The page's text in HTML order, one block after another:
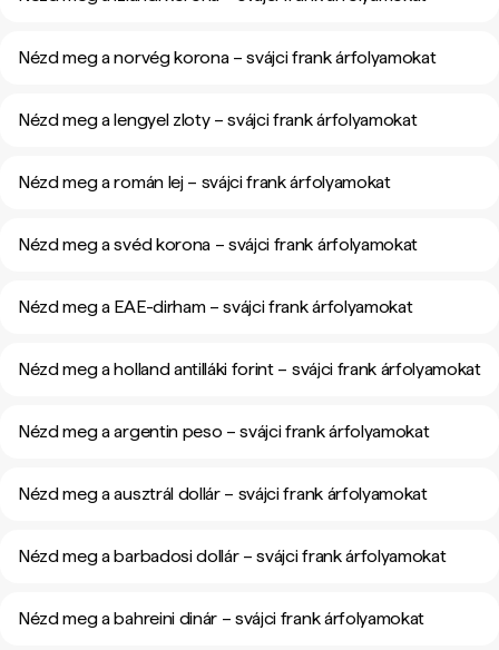
Nézd meg a norvég korona – svájci frank árfolyamokat
Nézd meg a lengyel zloty – svájci frank árfolyamokat
Nézd meg a román lej – svájci frank árfolyamokat
Nézd meg a svéd korona – svájci frank árfolyamokat
Nézd meg a EAE-dirham – svájci frank árfolyamokat
Nézd meg a holland antilláki forint – svájci frank árfolyamokat
Nézd meg a argentin peso – svájci frank árfolyamokat
Nézd meg a ausztrál dollár – svájci frank árfolyamokat
Nézd meg a barbadosi dollár – svájci frank árfolyamokat
Nézd meg a bahreini dinár – svájci frank árfolyamokat